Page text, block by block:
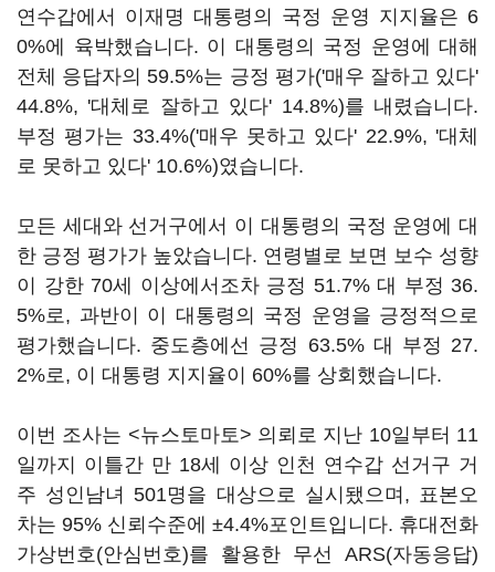
연수갑에서 이재명 대통령의 국정 운영 지지율은 6
0%에 육박했습니다. 이 대통령의 국정 운영에 대해
전체 응답자의 59.5%는 긍정 평가('매우 잘하고 있다'
44.8%, '대체로 잘하고 있다' 14.8%)를 내렸습니다.
부정 평가는 33.4%('매우 못하고 있다' 22.9%, '대체
로 못하고 있다' 10.6%)였습니다.
모든 세대와 선거구에서 이 대통령의 국정 운영에 대
한 긍정 평가가 높았습니다. 연령별로 보면 보수 성향
이 강한 70세 이상에서조차 긍정 51.7% 대 부정 36.
5%로, 과반이 이 대통령의 국정 운영을 긍정적으로
평가했습니다. 중도층에선 긍정 63.5% 대 부정 27.
2%로, 이 대통령 지지율이 60%를 상회했습니다.
이번 조사는 <뉴스토마토> 의뢰로 지난 10일부터 11
일까지 이틀간 만 18세 이상 인천 연수갑 선거구 거
주 성인남녀 501명을 대상으로 실시됐으며, 표본오
차는 95% 신뢰수준에 ±4.4%포인트입니다. 휴대전화
가상번호(안심번호)를 활용한 무선 ARS(자동응답)